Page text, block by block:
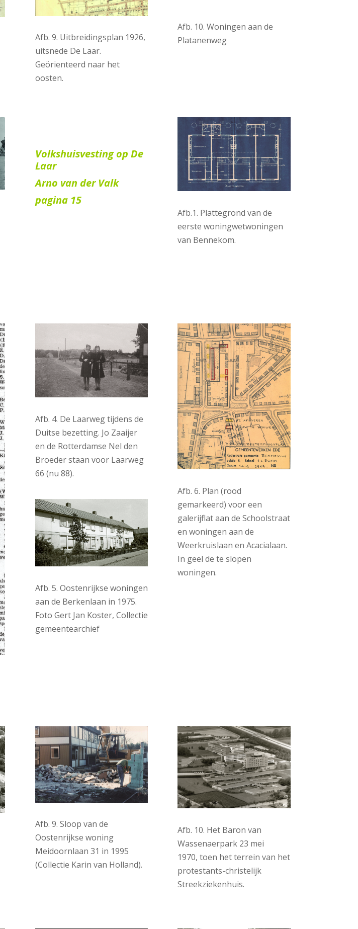
Afb. 9. Uitbreidingsplan 1926,
uitsnede De Laar.
Geörienteerd naar het
oosten.
Afb. 10. Woningen aan de
Platanenweg
Volkshuisvesting op De
Laar
Arno van der Valk
pagina 15
Afb.1. Plattegrond van de
eerste woningwetwoningen
van Bennekom.
Afb. 4. De Laarweg tijdens de
Duitse bezetting. Jo Zaaijer
en de Rotterdamse Nel den
Broeder staan voor Laarweg
66 (nu 88).
Afb. 5. Oostenrijkse woningen
aan de Berkenlaan in 1975.
Foto Gert Jan Koster, Collectie
gemeentearchief
Afb. 6. Plan (rood
gemarkeerd) voor een
galerijflat aan de Schoolstraat
en woningen aan de
Weerkruislaan en Acacialaan.
In geel de te slopen
woningen.
Afb. 9. Sloop van de
Oostenrijkse woning
Meidoornlaan 31 in 1995
(Collectie Karin van Holland).
Afb. 10. Het Baron van
Wassenaerpark 23 mei
1970, toen het terrein van het
protestants-christelijk
Streekziekenhuis.